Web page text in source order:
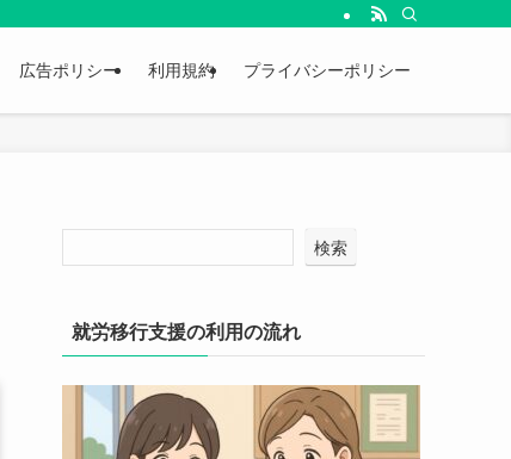
広告ポリシー 利用規約 プライバシーポリシー
検索
就労移行支援の利用の流れ